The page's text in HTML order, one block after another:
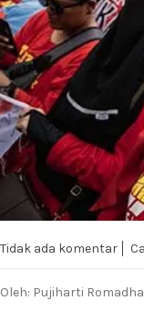
Tidak ada komentar
Oleh: Pujiharti